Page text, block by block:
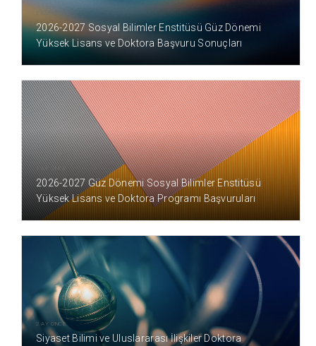
2026-2027 Sosyal Bilimler Enstitüsü Güz Dönemi
Yüksek Lisans ve Doktora Başvuru Sonuçları
1 AY ÖNCE
2026-2027 Güz Dönemi Sosyal Bilimler Enstitüsü
Yüksek Lisans ve Doktora Programı Başvuruları
2 AY ÖNCE
Siyaset Bilimi ve Uluslararası İlişkiler Doktora